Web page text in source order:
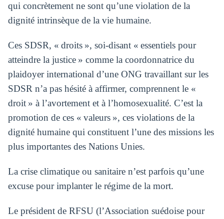
qui concrètement ne sont qu’une violation de la
dignité intrinsèque de la vie humaine.
Ces SDSR, « droits », soi-disant « essentiels pour
atteindre la justice » comme la coordonnatrice du
plaidoyer international d’une ONG travaillant sur les
SDSR n’a pas hésité à affirmer, comprennent le «
droit » à l’avortement et à l’homosexualité. C’est la
promotion de ces « valeurs », ces violations de la
dignité humaine qui constituent l’une des missions les
plus importantes des Nations Unies.
La crise climatique ou sanitaire n’est parfois qu’une
excuse pour implanter le régime de la mort.
Le président de RFSU (l’Association suédoise pour